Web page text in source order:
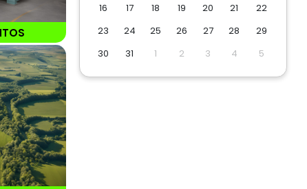
16
17 18 19 20 21
22
23
24 25 26 27 28
29
30
31 1 2 3 4 5